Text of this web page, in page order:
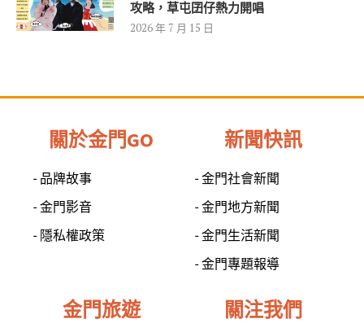
攻略，草屯囝仔熱力開唱
2026 年 7 月 15 日
關於金門GO
- 品牌故事
- 金門影音
- 隱私權政策
新聞快訊
- 金門社會新聞
- 金門地方新聞
- 金門生活新聞
- 金門專題報導
金門旅遊 關注我們